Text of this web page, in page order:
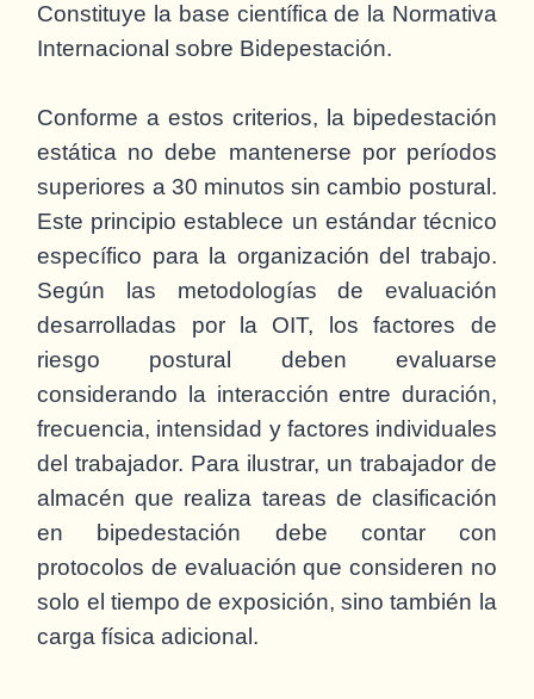
Constituye la base científica de la Normativa
Internacional sobre Bidepestación.
Conforme a estos criterios, la bipedestación
estática no debe mantenerse por períodos
superiores a 30 minutos sin cambio postural.
Este principio establece un estándar técnico
específico para la organización del trabajo.
Según las metodologías de evaluación
desarrolladas por la OIT, los factores de
riesgo postural deben evaluarse
considerando la interacción entre duración,
frecuencia, intensidad y factores individuales
del trabajador. Para ilustrar, un trabajador de
almacén que realiza tareas de clasificación
en bipedestación debe contar con
protocolos de evaluación que consideren no
solo el tiempo de exposición, sino también la
carga física adicional.